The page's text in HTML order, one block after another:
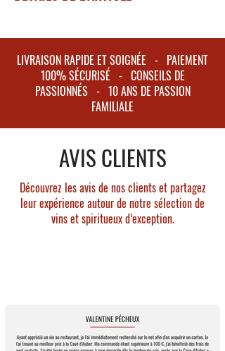
Appellation : Pessac-Léognan
Degré d'alcool : 14%
Encépagement global : Cabernet Sauvignon
(50%), Merlot (47%), Cabernet Franc (1%),
Superficie moyenne : 50 hectares
Production moyenne annuelle : 180 000
LIVRAISON RAPIDE ET SOIGNÉE - PAIEMENT
100% SÉCURISÉ - CONSEILS DE
PASSIONNÉS - 10 ANS DE PASSION
FAMILIALE
AVIS CLIENTS
Découvrez les avis de nos clients et partagez
leur expérience autour de notre sélection de
vins et spiritueux d’exception.